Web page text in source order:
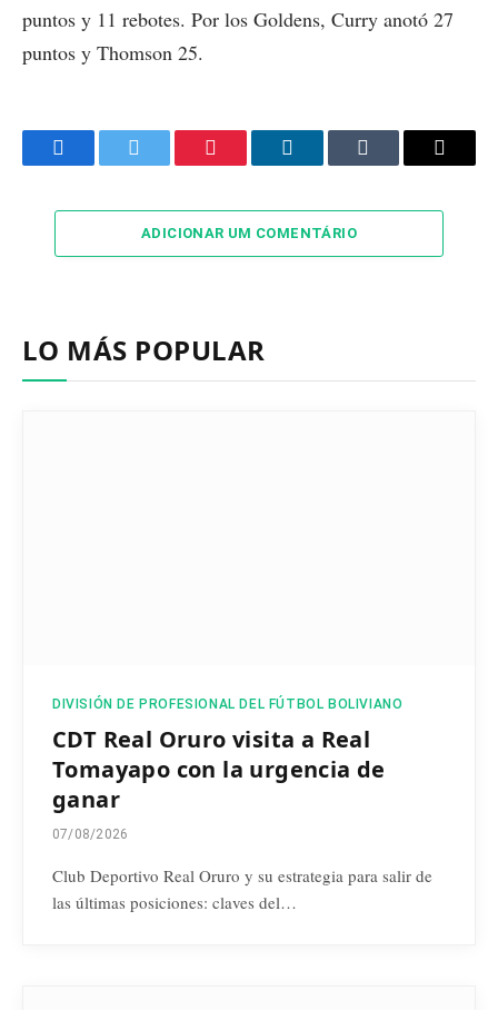
puntos y 11 rebotes. Por los Goldens, Curry anotó 27
puntos y Thomson 25.
FacebookTwitter Pinterest LinkedInTumblr Email
ADICIONAR UM COMENTÁRIO
LO MÁS POPULAR
DIVISIÓN DE PROFESIONAL DEL FÚTBOL BOLIVIANO
CDT Real Oruro visita a Real
Tomayapo con la urgencia de
ganar
07/08/2026
Club Deportivo Real Oruro y su estrategia para salir de
las últimas posiciones: claves del…